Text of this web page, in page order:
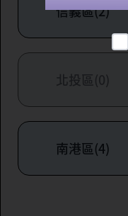
信義區(2)
北投區(0)
南港區(4)